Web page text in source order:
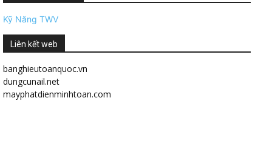
Kỹ Năng TWV
Liên kết web
banghieutoanquoc.vn
dungcunail.net
mayphatdienminhtoan.com